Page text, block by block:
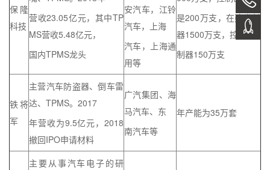
保隆
科技
营收23.05亿元，其中TP
MS营收5.48亿元，
国内TPMS龙头
安汽车，江铃
汽车，上海
汽车，上海通
用等
是200万支，在建发射
器1500万支，控
制器150万支
铁将
军
主营汽车防盗器、倒车雷
达、TPMS。2017
年营收为9.5亿元，2018
撤回IPO申请材料
广汽集团、海
马汽车、东
南汽车等
年产能为35万套
主要从事汽车电子的研